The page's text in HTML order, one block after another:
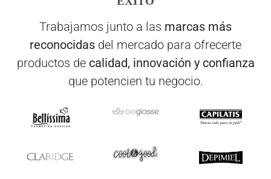
Trabajamos junto a las marcas más
reconocidas del mercado para ofrecerte
productos de calidad, innovación y confianza
que potencien tu negocio.